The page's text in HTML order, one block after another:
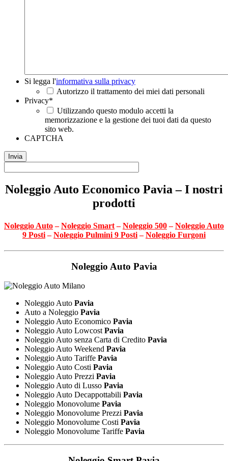
Si
legga
l'informativa
sulla
privacy*
Si legga l'informativa sulla privacy
Autorizzo il trattamento dei miei dati personali
Privacy*
Utilizzando questo modulo accetti la
memorizzazione e la gestione dei tuoi dati da questo
sito web.
CAPTCHA
Noleggio Auto Economico Pavia – I nostri
prodotti
Noleggio Auto–Noleggio Smart–Noleggio 500–Noleggio Auto
9 Posti–Noleggio Pulmini 9 Posti–Noleggio Furgoni
Noleggio Auto Pavia
Noleggio Auto Pavia
Auto a Noleggio Pavia
Noleggio Auto Economico Pavia
Noleggio Auto Lowcost Pavia
Noleggio Auto senza Carta di Credito Pavia
Noleggio Auto Weekend Pavia
Noleggio Auto Tariffe Pavia
Noleggio Auto Costi Pavia
Noleggio Auto Prezzi Pavia
Noleggio Auto di Lusso Pavia
Noleggio Auto Decappottabili Pavia
Noleggio Monovolume Pavia
Noleggio Monovolume Prezzi Pavia
Noleggio Monovolume Costi Pavia
Noleggio Monovolume Tariffe Pavia